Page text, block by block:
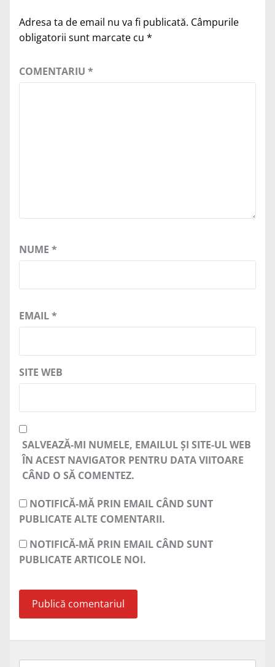
Adresa ta de email nu va fi publicată. Câmpurile
obligatorii sunt marcate cu *
COMENTARIU *
NUME *
EMAIL*
SITE WEB
SALVEAZĂ-MI NUMELE, EMAILUL ȘI SITE-UL WEB
ÎN ACEST NAVIGATOR PENTRU DATA VIITOARE
CÂND O SĂ COMENTEZ.
NOTIFICĂ-MĂ PRIN EMAIL CÂND SUNT
PUBLICATE ALTE COMENTARII.
NOTIFICĂ-MĂ PRIN EMAIL CÂND SUNT
PUBLICATE ARTICOLE NOI.